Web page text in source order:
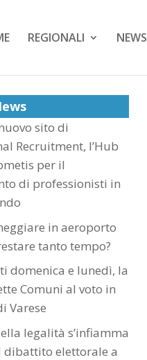
REGIONALI NEWS
sito di
Recruitment, l’Hub
per il
di professionisti in
in aeroporto
tanto tempo?
domenica e lunedì, la
Comuni al voto in
Varese
legalità s’infiamma
dibattito elettorale a